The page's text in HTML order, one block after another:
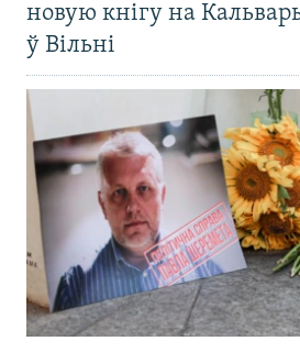
новую кнігу на
ў Вільні